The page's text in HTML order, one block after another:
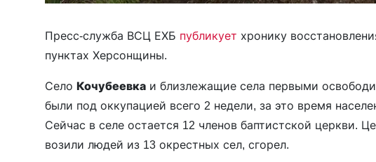
Пресс-служба ВСЦ ЕХБ публикует хронику
пунктах Херсонщины.
Село Кочубеевка и близлежащие села первыми
были под оккупацией всего 2 недели, за это время
Сейчас в селе остается 12 членов баптистской церкви.
возили людей из 13 окрестных сел, сгорел.